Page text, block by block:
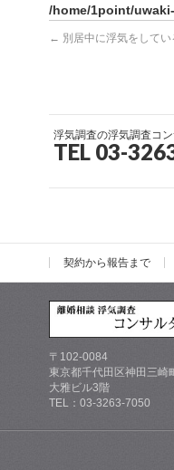
/home/1point/
← 別居中に浮気をして
浮気調査の浮気調査コ
TEL 03-
契約から報告まで
〒102-0084
東京都千代田区神田三崎
大雅ビル3階
TEL：03-3263-7050